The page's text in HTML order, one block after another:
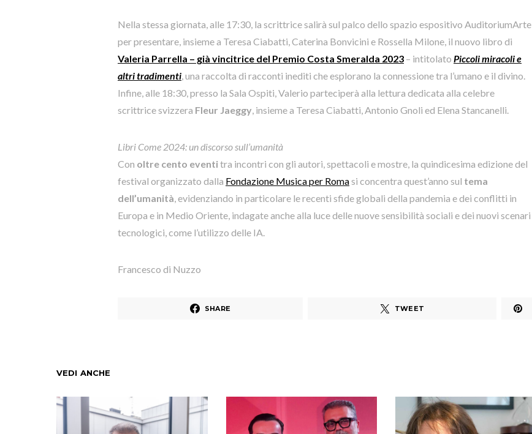
Nella stessa giornata, alle 17:30, la scrittrice salirà sul palco dello spazio espositivo AuditoriumArte
per presentare, insieme a Teresa Ciabatti, Caterina Bonvicini e Rossella Milone, il nuovo libro di
Valeria Parrella – già vincitrice del Premio Costa Smeralda 2023 – intitolato Piccoli miracoli e
altri tradimenti, una raccolta di racconti inediti che esplorano la connessione tra l’umano e il divino.
Infine, alle 18:30, presso la Sala Ospiti, Valerio parteciperà alla lettura dedicata alla celebre
scrittrice svizzera Fleur Jaeggy, insieme a Teresa Ciabatti, Antonio Gnoli ed Elena Stancanelli.
Libri Come 2024: un discorso sull’umanità
Con oltre cento eventitra incontri con gli autori, spettacoli e mostre, la quindicesima edizione del
festival organizzato dalla Fondazione Musica per Romasi concentra quest’anno sul tema
dell’umanità, evidenziando in particolare le recenti sfide globali della pandemia e dei conflitti in
Europa e in Medio Oriente, indagate anche alla luce delle nuove sensibilità sociali e dei nuovi scenari
tecnologici, come l’utilizzo delle IA.
Francesco di Nuzzo
SHARE TWEET
VEDI ANCHE